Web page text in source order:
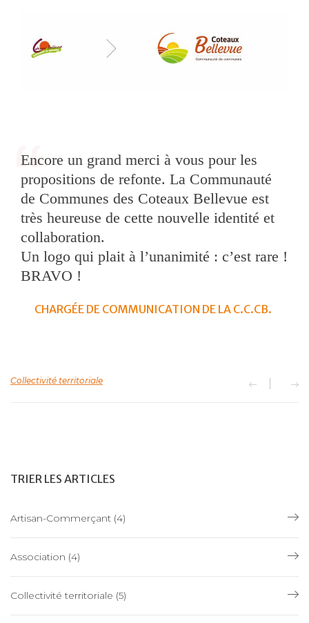
Encore un grand merci à vous pour les
propositions de refonte. La Communauté
de Communes des Coteaux Bellevue est
très heureuse de cette nouvelle identité et
collaboration.
Un logo qui plait à l’unanimité : c’est rare !
BRAVO !
CHARGÉE DE COMMUNICATION DE LA C.C.CB.
Collectivité territoriale
TRIER LES ARTICLES
Artisan-Commerçant (4)
Association (4)
Collectivité territoriale (5)